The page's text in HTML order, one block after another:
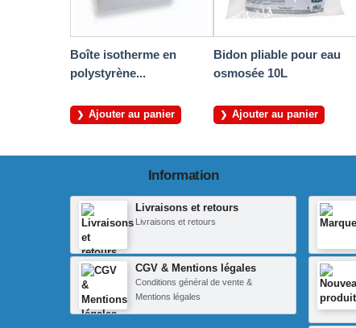
Boîte isotherme en
polystyrène...
Ajouter au panier
Bidon pliable pour eau
osmosée 10L
Ajouter au panier
Information
Livraisons et retours
Livraisons et retours
CGV & Mentions légales
Conditions général de vente &
Mentions légales